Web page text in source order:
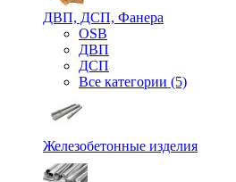
ДВП, ДСП, Фанера
OSB
ДВП
ДСП
Все категории (5)
Железобетонные изделия